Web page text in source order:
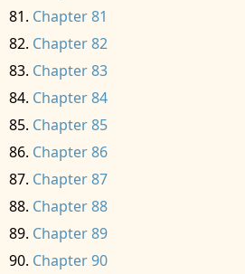
Chapter 81
Chapter 82
Chapter 83
Chapter 84
Chapter 85
Chapter 86
Chapter 87
Chapter 88
Chapter 89
Chapter 90